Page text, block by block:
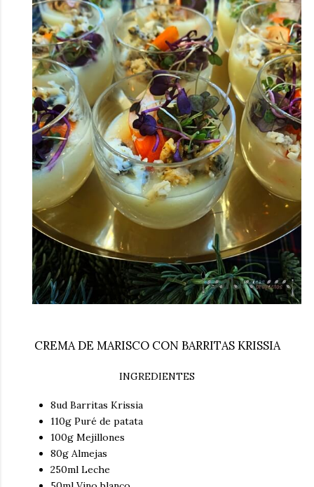
CREMA DE MARISCO CON BARRITAS KRISSIA
INGREDIENTES
8ud Barritas Krissia
110g Puré de patata
100g Mejillones
80g Almejas
250ml Leche